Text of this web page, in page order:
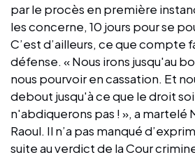
par le procès en première
les concerne, 10 jours pour se
C’est d’ailleurs, ce que compte
défense. « Nous irons jusqu'au
nous pourvoir en cassation. Et
debout jusqu'à ce que le droit
n'abdiquerons pas ! », a martelé
Raoul. Il n’a pas manqué
suite au verdict de la Cour